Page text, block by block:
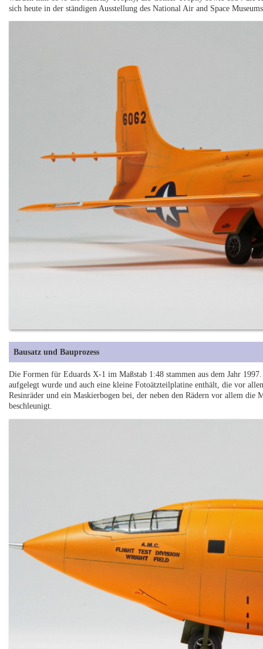
sich heute in der ständigen Ausstellung des National Air and Space
Bausatz und Bauprozess
Die Formen für Eduards X-1 im Maßstab 1:48 stammen aus dem Jahr
aufgelegt wurde und auch eine kleine Fotoätzteilplatine enthält, die vor
Resinräder und ein Maskierbogen bei, der neben den Rädern vor allem die
beschleunigt.